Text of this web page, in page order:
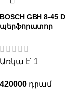
BOSCH GBH 8-45 D
պերֆորատոր
Առկա է՝ 1
420000